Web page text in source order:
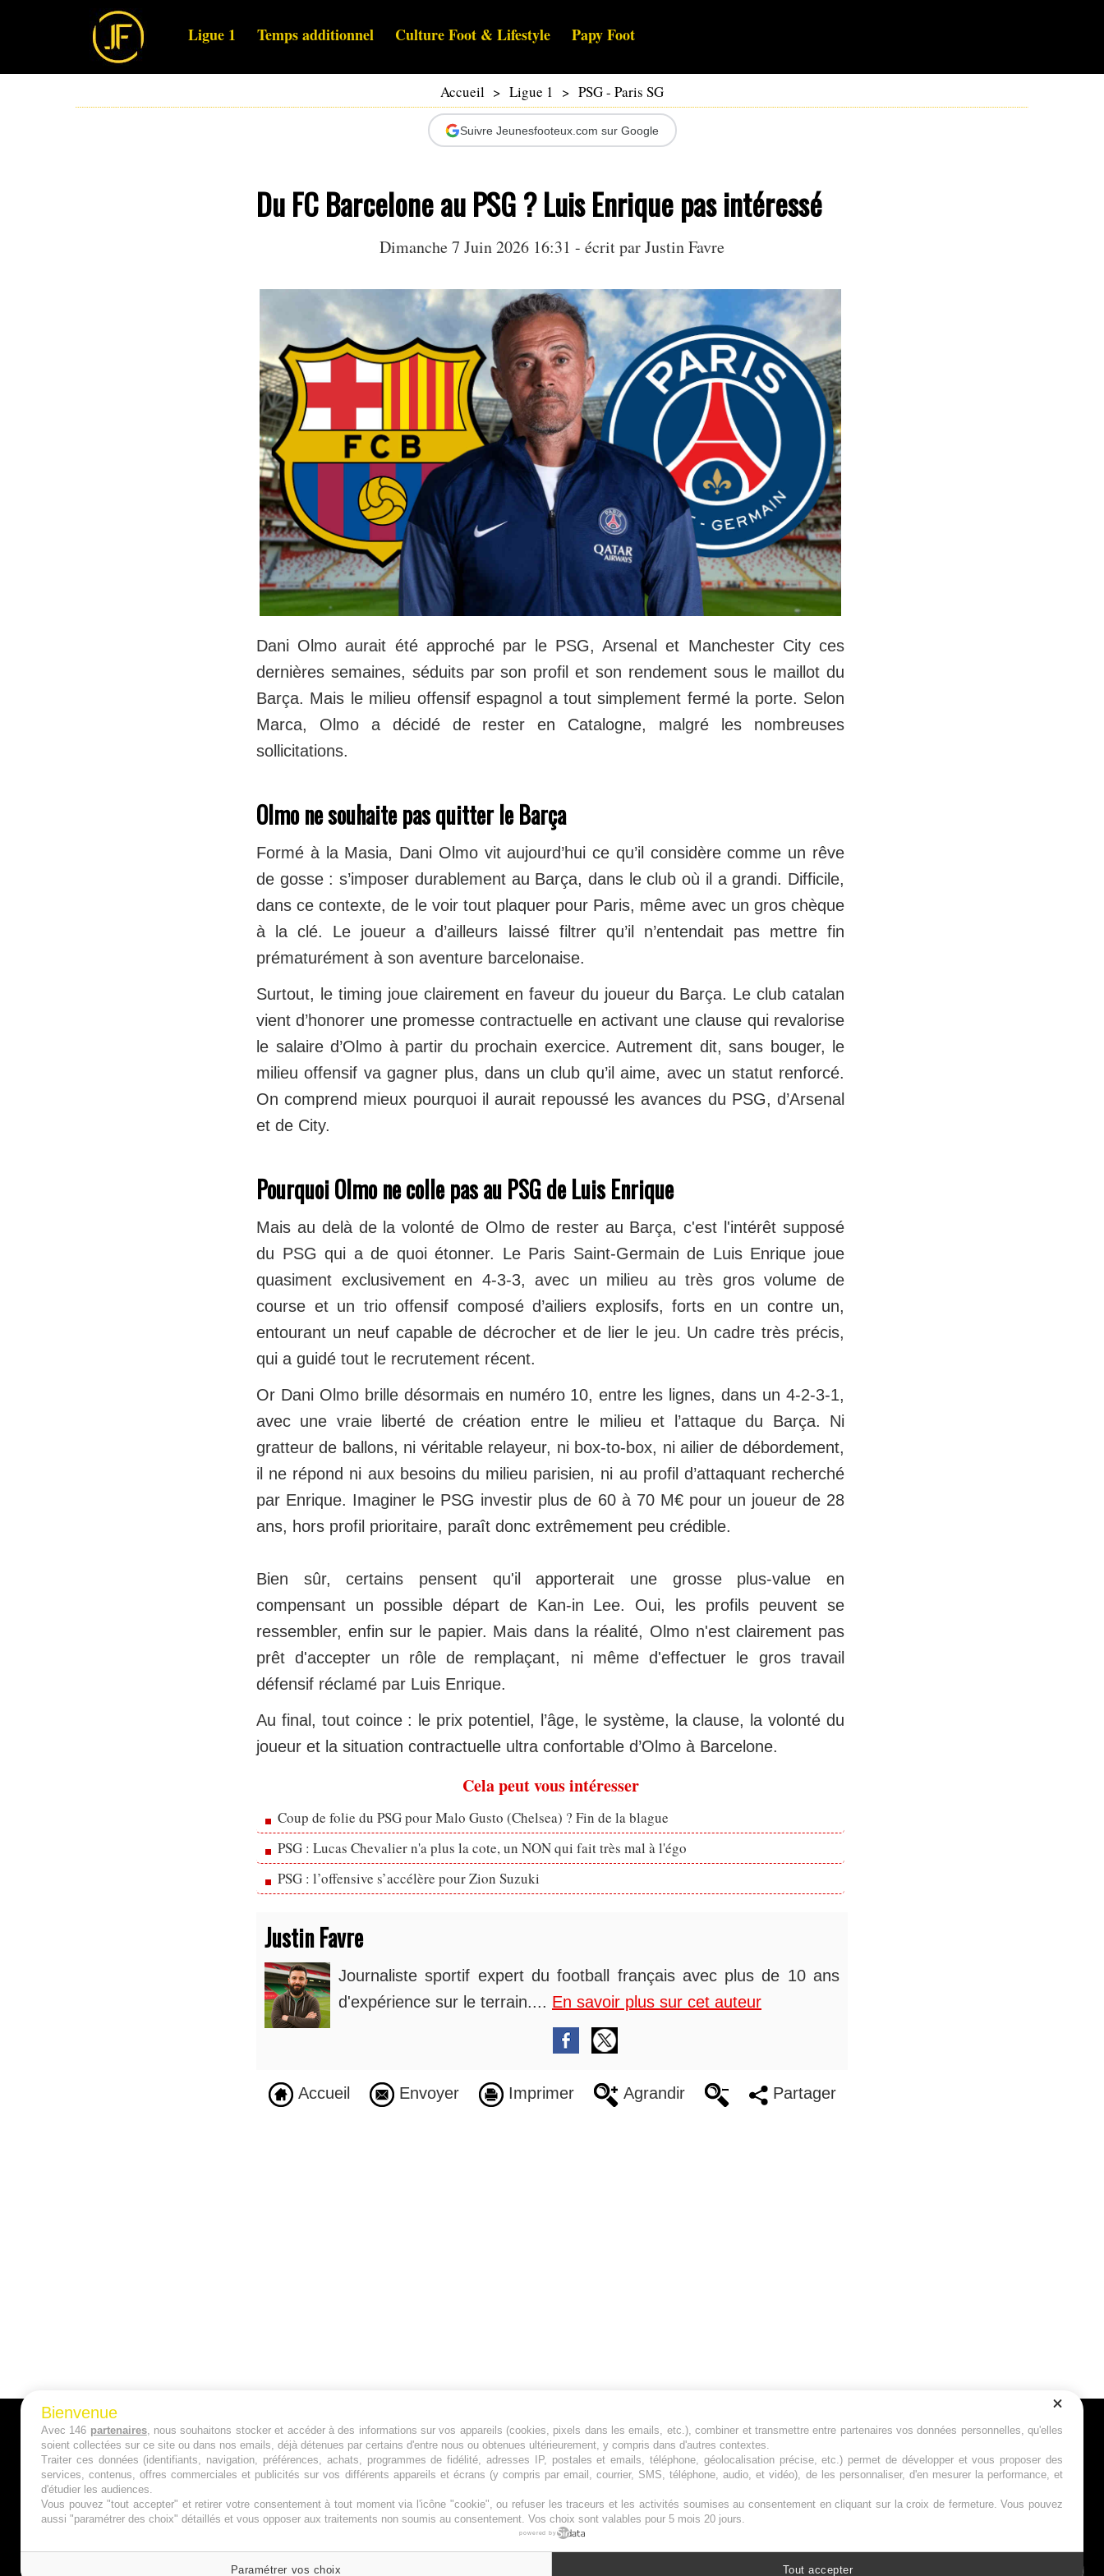
Ligue 1 Temps additionnel Culture Foot & Lifestyle Papy Foot
Accueil > Ligue 1 > PSG - Paris SG
Suivre Jeunesfooteux.com sur Google
Du FC Barcelone au PSG ? Luis Enrique pas intéressé
Dimanche 7 Juin 2026 16:31 - écrit parJustin Favre
Dani Olmo aurait été approché par le PSG, Arsenal et Manchester City ces
dernières semaines, séduits par son profil et son rendement sous le maillot du
Barça. Mais le milieu offensif espagnol a tout simplement fermé la porte. Selon
Marca, Olmo a décidé de rester en Catalogne, malgré les nombreuses
sollicitations.
Olmo ne souhaite pas quitter le Barça
Formé à la Masia, Dani Olmo vit aujourd’hui ce qu’il considère comme un rêve
de gosse : s’imposer durablement au Barça, dans le club où il a grandi. Difficile,
dans ce contexte, de le voir tout plaquer pour Paris, même avec un gros chèque
à la clé. Le joueur a d’ailleurs laissé filtrer qu’il n’entendait pas mettre fin
prématurément à son aventure barcelonaise.
Surtout, le timing joue clairement en faveur du joueur du Barça. Le club catalan
vient d’honorer une promesse contractuelle en activant une clause qui revalorise
le salaire d’Olmo à partir du prochain exercice. Autrement dit, sans bouger, le
milieu offensif va gagner plus, dans un club qu’il aime, avec un statut renforcé.
On comprend mieux pourquoi il aurait repoussé les avances du PSG, d’Arsenal
et de City.
Pourquoi Olmo ne colle pas au PSG de Luis Enrique
Mais au delà de la volonté de Olmo de rester au Barça, c'est l'intérêt supposé
du PSG qui a de quoi étonner. Le Paris Saint-Germain de Luis Enrique joue
quasiment exclusivement en 4-3-3, avec un milieu au très gros volume de
course et un trio offensif composé d’ailiers explosifs, forts en un contre un,
entourant un neuf capable de décrocher et de lier le jeu. Un cadre très précis,
qui a guidé tout le recrutement récent.
Or Dani Olmo brille désormais en numéro 10, entre les lignes, dans un 4-2-3-1,
avec une vraie liberté de création entre le milieu et l’attaque du Barça. Ni
gratteur de ballons, ni véritable relayeur, ni box-to-box, ni ailier de débordement,
il ne répond ni aux besoins du milieu parisien, ni au profil d’attaquant recherché
par Enrique. Imaginer le PSG investir plus de 60 à 70 M€ pour un joueur de 28
ans, hors profil prioritaire, paraît donc extrêmement peu crédible.
Bien sûr, certains pensent qu'il apporterait une grosse plus-value en
compensant un possible départ de Kan-in Lee. Oui, les profils peuvent se
ressembler, enfin sur le papier. Mais dans la réalité, Olmo n'est clairement pas
prêt d'accepter un rôle de remplaçant, ni même d'effectuer le gros travail
défensif réclamé par Luis Enrique.
Au final, tout coince : le prix potentiel, l’âge, le système, la clause, la volonté du
joueur et la situation contractuelle ultra confortable d’Olmo à Barcelone.
Cela peut vous intéresser
Coup de folie du PSG pour Malo Gusto (Chelsea) ? Fin de la blague
PSG : Lucas Chevalier n'a plus la cote, un NON qui fait très mal à l'égo
PSG : l’offensive s’accélère pour Zion Suzuki
Justin Favre
Journaliste sportif expert du football français avec plus de 10 ans
d'expérience sur le terrain.... En savoir plus sur cet auteur
Accueil Envoyer Imprimer Agrandir Partager
A PROPOS
Qui sommes nous ?
Mentions Légales
Politique de Cookies
Jeunesfooteux est un média sportif qui traite
principalement de l'actualité de la Ligue 1 et
des grosses actualités de la Ligue 2 et du
Plan du site | Syndication |Powered by WM
Suivez-nous
Bienvenue
Avec 146 partenaires, nous souhaitons stocker et accéder à des informations sur vos appareils (cookies, pixels dans les emails, etc.), combiner et transmettre entre partenaires vos données personnelles, qu'elles
soient collectées sur ce site ou dans nos emails, déjà détenues par certains d'entre nous ou obtenues ultérieurement, y compris dans d'autres contextes.
Traiter ces données (identifiants, navigation, préférences, achats, programmes de fidélité, adresses IP, postales et emails, téléphone, géolocalisation précise, etc.) permet de développer et vous proposer des
services, contenus, offres commerciales et publicités sur vos différents appareils et écrans (y compris par email, courrier, SMS, téléphone, audio, et vidéo), de les personnaliser, d'en mesurer la performance, et
d'étudier les audiences.
Vous pouvez "tout accepter" et retirer votre consentement à tout moment via l'icône "cookie", ou refuser les traceurs et les activités soumises au consentement en cliquant sur la croix de fermeture. Vous pouvez
aussi "paramétrer des choix" détaillés et vous opposer aux traitements non soumis au consentement. Vos choix sont valables pour 5 mois 20 jours.
powered by
Paramétrer vos choix Tout accepter